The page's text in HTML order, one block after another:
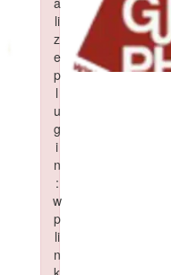
li
z
e
p
l
u
g
i
n
:
w
p
li
n